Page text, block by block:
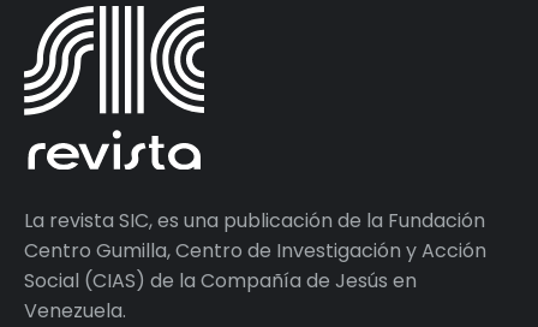
La revista SIC, es una publicación de la Fundación
Centro Gumilla, Centro de Investigación y Acción
Social (CIAS) de la Compañía de Jesús en
Venezuela.